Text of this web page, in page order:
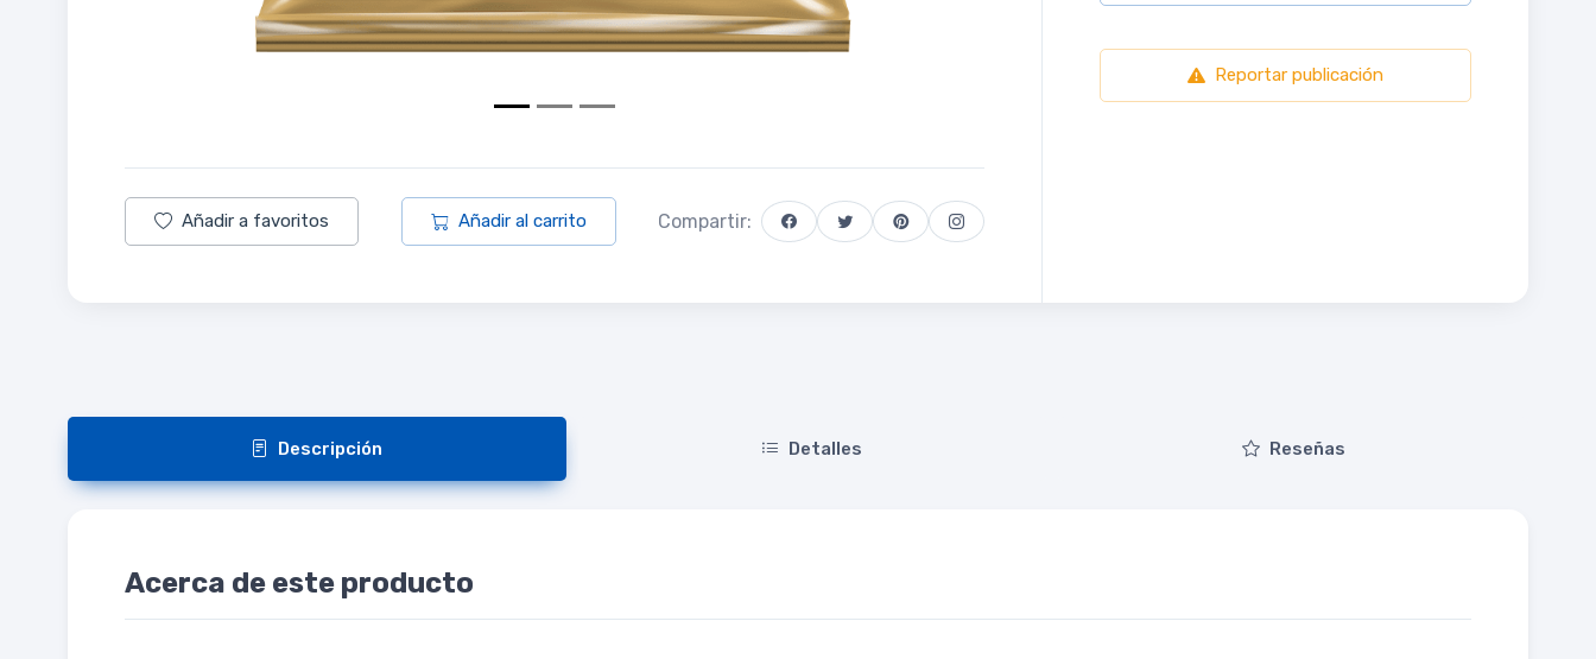
Añadir a favoritos Añadir al carrito Compartir:
Reportar publicación
Descripción Detalles Reseñas
Acerca de este producto